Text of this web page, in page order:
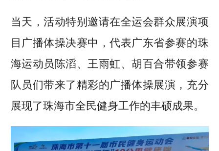
当天，活动特别邀请在全运会群众展演项
目广播体操决赛中，代表广东省参赛的珠
海运动员陈滔、王雨虹、胡百合带领参赛
队员们带来了精彩的广播体操展演，充分
展现了珠海市全民健身工作的丰硕成果。